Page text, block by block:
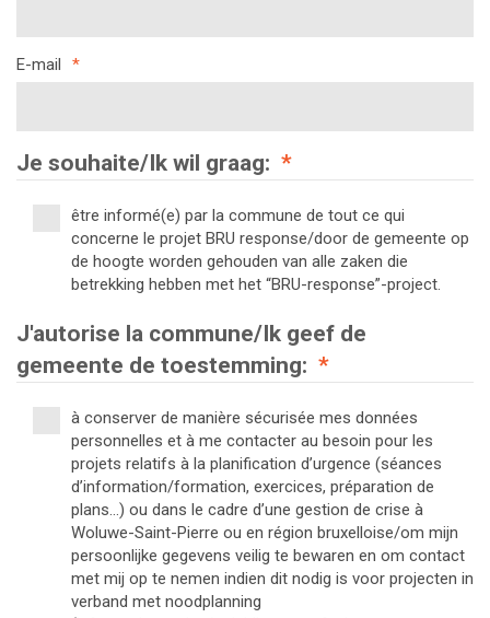
E-mail *
Je souhaite/Ik wil graag: *
être informé(e) par la commune de tout ce qui
concerne le projet BRU response/door de gemeente op
de hoogte worden gehouden van alle zaken die
betrekking hebben met het “BRU-response”-project.
J'autorise la commune/Ik geef de
gemeente de toestemming: *
à conserver de manière sécurisée mes données
personnelles et à me contacter au besoin pour les
projets relatifs à la planification d’urgence (séances
d’information/formation, exercices, préparation de
plans…) ou dans le cadre d’une gestion de crise à
Woluwe-Saint-Pierre ou en région bruxelloise/om mijn
persoonlijke gegevens veilig te bewaren en om contact
met mij op te nemen indien dit nodig is voor projecten in
verband met noodplanning